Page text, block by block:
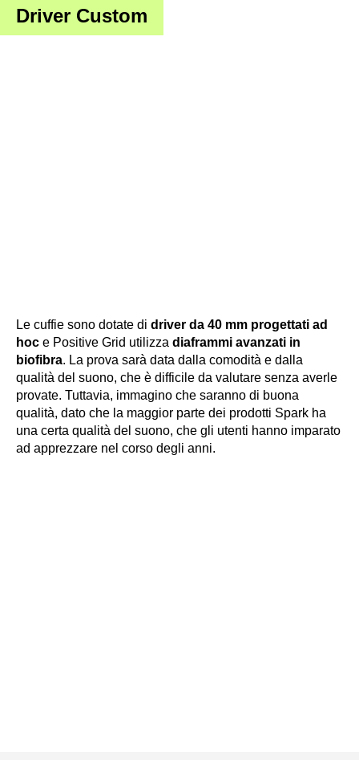
Driver Custom
Le cuffie sono dotate di driver da 40 mm progettati ad
hoc e Positive Grid utilizza diaframmi avanzati in
biofibra. La prova sarà data dalla comodità e dalla
qualità del suono, che è difficile da valutare senza averle
provate. Tuttavia, immagino che saranno di buona
qualità, dato che la maggior parte dei prodotti Spark ha
una certa qualità del suono, che gli utenti hanno imparato
ad apprezzare nel corso degli anni.